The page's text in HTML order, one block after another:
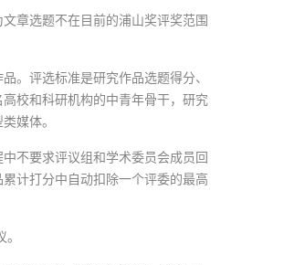
章选题不在目前的浦山奖评奖范围
。评选标准是研究作品选题得分、
校和科研机构的中青年骨干，研究
媒体。
不要求评议组和学术委员会成员回
计打分中自动扣除一个评委的最高